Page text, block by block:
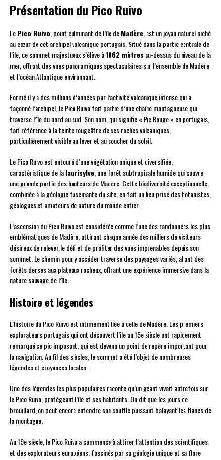
Présentation du Pico Ruivo
LePico Ruivo, point culminant de l’île deMadère, est un joyau naturel niché
au cœur de cet archipel volcanique portugais. Situé dans la partie centrale de
l’île, ce sommet majestueux s’élève à1862 mètres au-dessus du niveau de la
mer, offrant des vues panoramiques spectaculaires sur l’ensemble de Madère
et l’océan Atlantique environnant.
Formé il y a des millions d’années par l’activité volcanique intense qui a
façonné l’archipel, le Pico Ruivo fait partie d’une chaîne montagneuse qui
traverse l’île du nord au sud. Son nom, qui signifie « Pic Rouge » en portugais,
fait référence à la teinte rougeâtre de ses roches volcaniques,
particulièrement visible au lever et au coucher du soleil.
Le Pico Ruivo est entouré d’une végétation unique et diversifiée,
caractéristique de lalaurisylve, une forêt subtropicale humide qui couvre
une grande partie des hauteurs de Madère. Cette biodiversité exceptionnelle,
combinée à la géologie fascinante du site, en fait un lieu prisé des botanistes,
géologues et amateurs de nature du monde entier.
L’ascension du Pico Ruivo est considérée comme l’une des randonnées les plus
emblématiques de Madère, attirant chaque année des milliers de visiteurs
désireux de relever le défi et de profiter des vues imprenables depuis son
sommet. Le chemin pour y accéder traverse des paysages variés, allant des
forêts denses aux plateaux rocheux, offrant une expérience immersive dans la
nature sauvage de l’île.
Histoire et légendes
L’histoire du Pico Ruivo est intimement liée à celle de Madère. Les premiers
explorateurs portugais qui ont découvert l’île au 15e siècle ont rapidement
remarqué ce pic imposant, qui est devenu un point de repère important pour
la navigation. Au fil des siècles, le sommet a été l’objet de nombreuses
légendes et croyances locales.
Une des légendes les plus populaires raconte qu’un géant vivait autrefois sur
le Pico Ruivo, protégeant l’île et ses habitants. On dit que les jours de
brouillard, on peut encore entendre son souffle puissant balayant les flancs de
la montagne.
Au 19e siècle, le Pico Ruivo a commencé à attirer l’attention des scientifiques
et des explorateurs européens, fascinés par sa géologie unique et sa flore